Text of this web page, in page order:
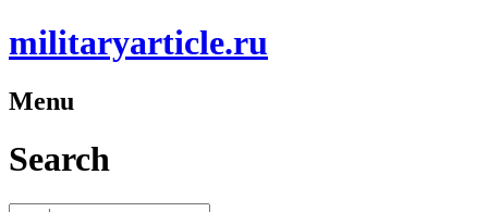
militaryarticle.ru
Menu
Search